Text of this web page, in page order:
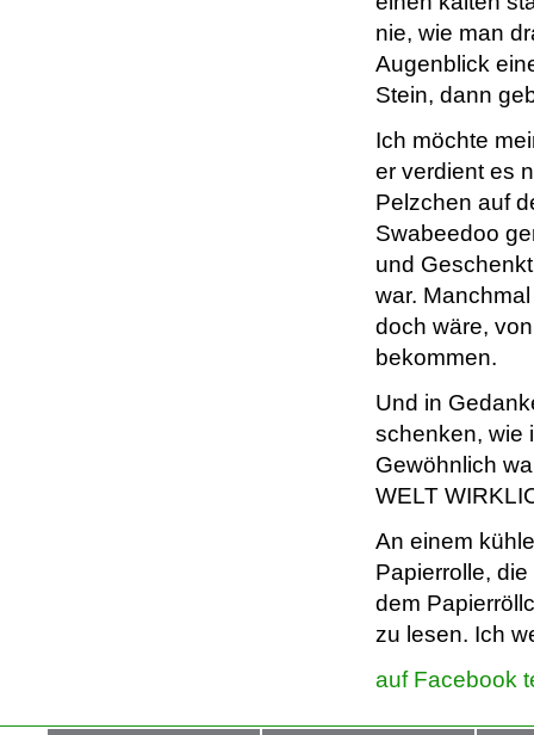
nie, wie man
Augenblick
Stein, dann
Ich möchte
er verdient es
Pelzchen auf
Swabeedoo
und
war.
doch wäre,
bekommen.
Und in
schenken, wie
Gewöhnlich
WELT
An einem
Papierrolle,
dem
zu lesen. Ich
auf Facebook